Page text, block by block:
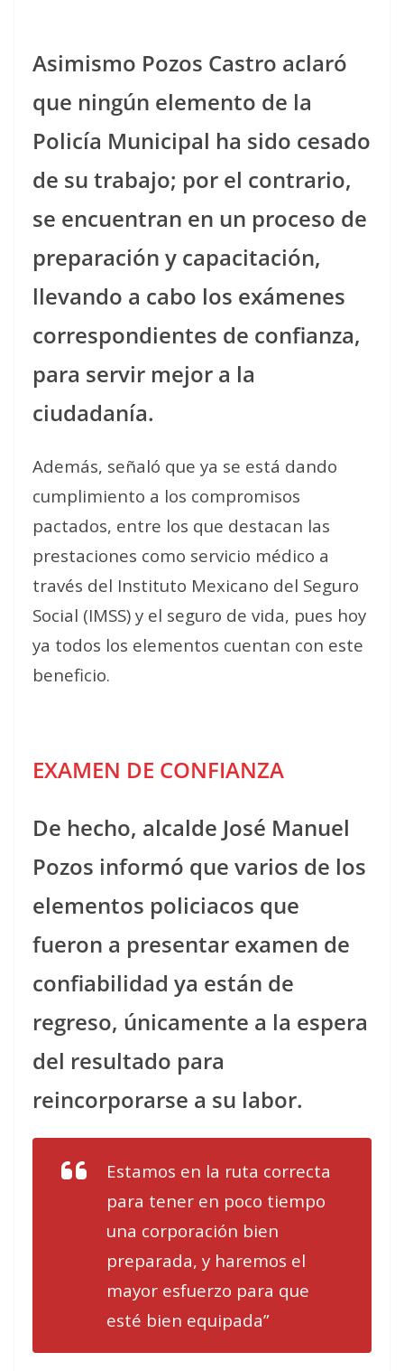
Asimismo Pozos Castro aclaró
que ningún elemento de la
Policía Municipal ha sido cesado
de su trabajo; por el contrario,
se encuentran en un proceso de
preparación y capacitación,
llevando a cabo los exámenes
correspondientes de confianza,
para servir mejor a la
ciudadanía.
Además, señaló que ya se está dando
cumplimiento a los compromisos
pactados, entre los que destacan las
prestaciones como servicio médico a
través del Instituto Mexicano del Seguro
Social (IMSS) y el seguro de vida, pues hoy
ya todos los elementos cuentan con este
beneficio.
EXAMEN DE CONFIANZA
De hecho, alcalde José Manuel
Pozos informó que varios de los
elementos policiacos que
fueron a presentar examen de
confiabilidad ya están de
regreso, únicamente a la espera
del resultado para
reincorporarse a su labor.
Estamos en la ruta correcta
para tener en poco tiempo
una corporación bien
preparada, y haremos el
mayor esfuerzo para que
esté bien equipada”